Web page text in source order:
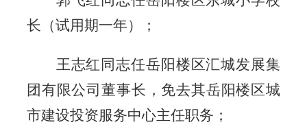
长（试用期一年）；
王志红同志任岳阳楼区汇城发展集
团有限公司董事长，免去其岳阳楼区城
市建设投资服务中心主任职务；